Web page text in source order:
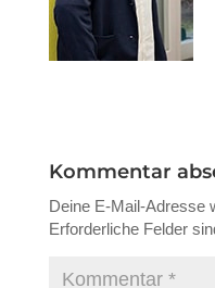
Kommentar
Deine E-Mail-Adresse
Erforderliche Felder